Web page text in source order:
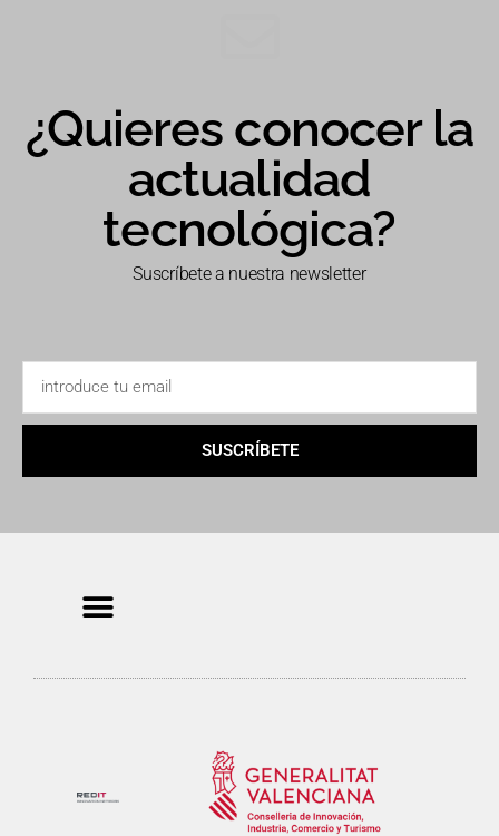
¿Quieres conocer la
actualidad
tecnológica?
Suscríbete a nuestra newsletter
SUSCRÍBETE